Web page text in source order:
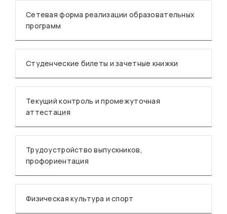
Сетевая форма реализации образовательных
программ
Студенческие билеты и зачетные книжки
Текущий контроль и промежуточная
аттестация
Трудоустройство выпускников,
профориентация
Физическая культура и спорт